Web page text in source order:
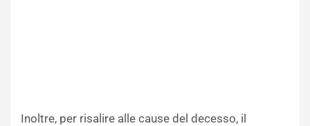
Inoltre, per risalire alle cause del decesso, il